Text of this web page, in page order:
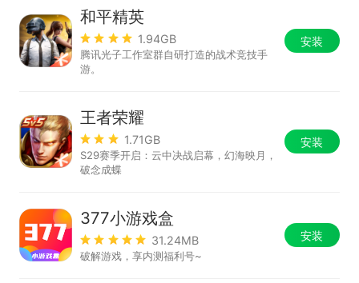
和平精英
1.94GB
腾讯光子工作室群自研打造的战术竞技手
游。
安装
王者荣耀
1.71GB
S29赛季开启：云中决战启幕，幻海映月，
破念成蝶
安装
377小游戏盒
31.24MB
破解游戏，享内测福利号~
安装